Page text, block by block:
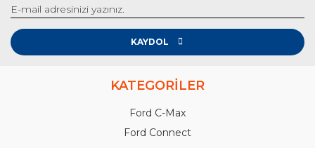
KAYDOL
KATEGORİLER
Ford C-Max
Ford Connect